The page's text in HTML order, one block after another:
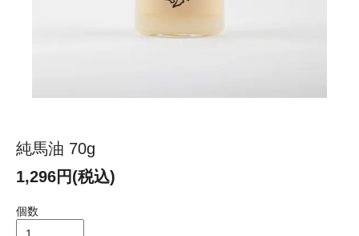
純馬油 70g
1,296円(税込)
個数